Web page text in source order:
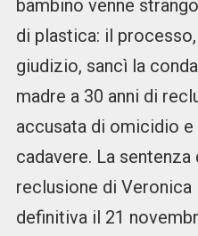
bambino venne
di plastica: il
giudizio, sancì la
madre a 30 anni di
accusata di omicidio
cadavere. La sentenza
reclusione di Veronica
definitiva il 21